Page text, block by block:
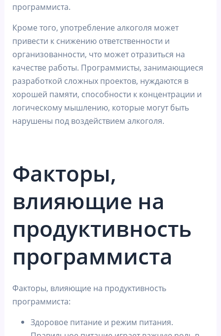
программиста.
Кроме того, употребление алкоголя может
привести к снижению ответственности и
организованности, что может отразиться на
качестве работы. Программисты, занимающиеся
разработкой сложных проектов, нуждаются в
хорошей памяти, способности к концентрации и
логическому мышлению, которые могут быть
нарушены под воздействием алкоголя.
Факторы,
влияющие на
продуктивность
программиста
Факторы, влияющие на продуктивность
программиста:
Здоровое питание и режим питания.